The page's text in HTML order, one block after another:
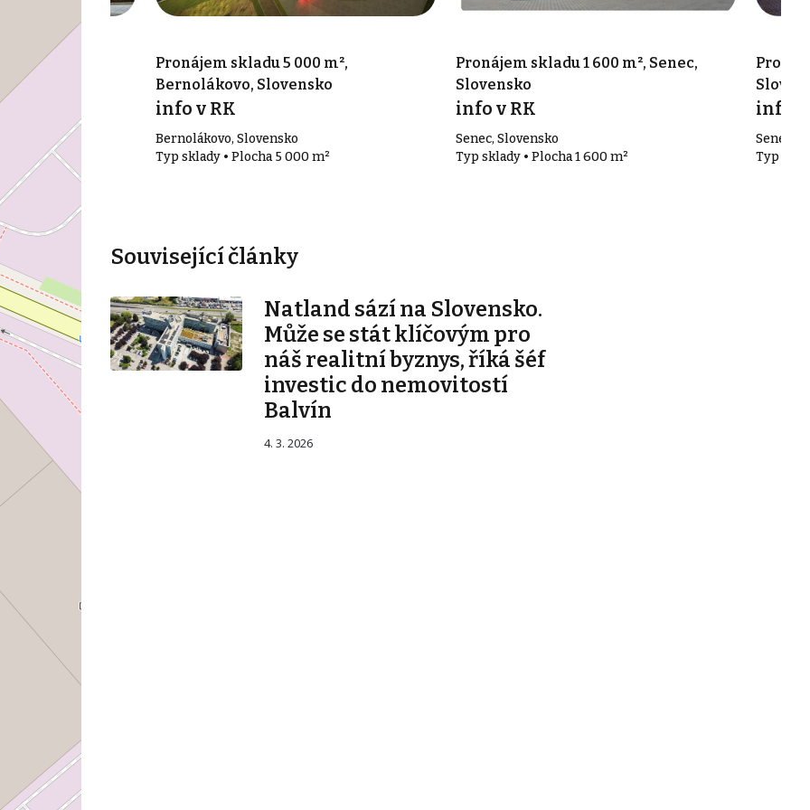
m², Senec,
Pronájem skladu 5 000 m²,
Bernolákovo, Slovensko
info v RK
Bernolákovo, Slovensko
Typ sklady • Plocha 5 000 m²
Pronájem skladu 1 600 m², Senec,
Slovensko
info v RK
Senec, Slovensko
Typ sklady • Plocha 1 600 m²
info v
Senec,
Typ
Související články
Natland sází na Slovensko.
Může se stát klíčovým pro
náš realitní byznys, říká šéf
investic do nemovitostí
Balvín
4. 3. 2026